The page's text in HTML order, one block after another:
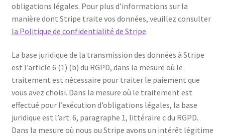
obligations légales. Pour plus d’informations sur la
manière dont Stripe traite vos données, veuillez consulter
la Politique de confidentialité de Stripe.
La base juridique de la transmission des données à Stripe
est l’article 6 (1) (b) du RGPD, dans la mesure où le
traitement est nécessaire pour traiter le paiement que
vous avez choisi. Dans la mesure où le traitement est
effectué pour l’exécution d’obligations légales, la base
juridique est l’art. 6, paragraphe 1, littéraire c du RGPD.
Dans la mesure où nous ou Stripe avons un intérêt légitime